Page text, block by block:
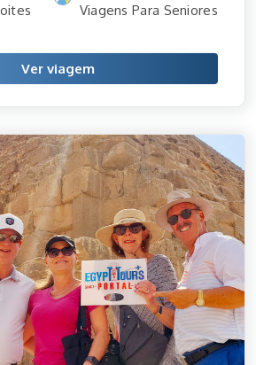
Viagens Para Seniores
Ver viagem